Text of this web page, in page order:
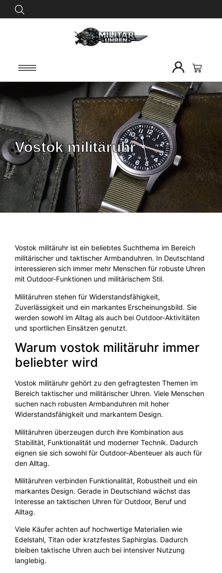
Vostok militäruhr
Vostok militäruhr ist ein beliebtes Suchthema im Bereich
militärischer und taktischer Armbanduhren. In Deutschland
interessieren sich immer mehr Menschen für robuste Uhren
mit Outdoor-Funktionen und militärischem Stil.
Militäruhren stehen für Widerstandsfähigkeit,
Zuverlässigkeit und ein markantes Erscheinungsbild. Sie
werden sowohl im Alltag als auch bei Outdoor-Aktivitäten
und sportlichen Einsätzen genutzt.
Warum vostok militäruhr immer
beliebter wird
Vostok militäruhr gehört zu den gefragtesten Themen im
Bereich taktischer und militärischer Uhren. Viele Menschen
suchen nach robusten Armbanduhren mit hoher
Widerstandsfähigkeit und markantem Design.
Militäruhren überzeugen durch ihre Kombination aus
Stabilität, Funktionalität und moderner Technik. Dadurch
eignen sie sich sowohl für Outdoor-Abenteuer als auch für
den Alltag.
Militäruhren verbinden Funktionalität, Robustheit und ein
markantes Design. Gerade in Deutschland wächst das
Interesse an taktischen Uhren für Outdoor, Beruf und
Alltag.
Viele Käufer achten auf hochwertige Materialien wie
Edelstahl, Titan oder kratzfestes Saphirglas. Dadurch
bleiben taktische Uhren auch bei intensiver Nutzung
langlebig.